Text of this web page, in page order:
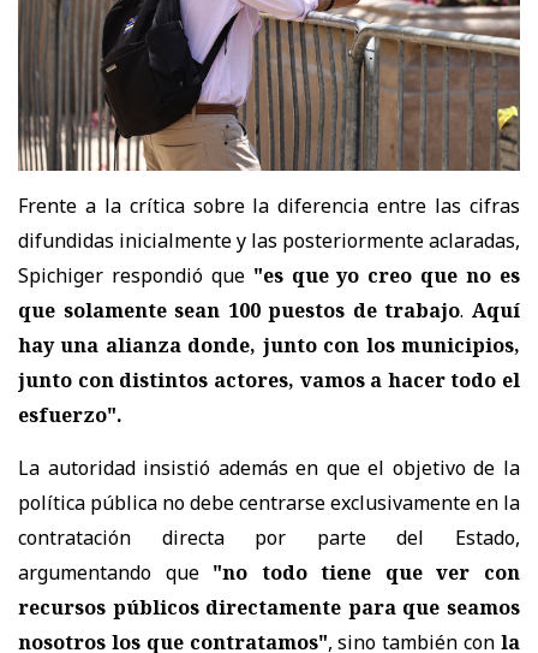
Frente a la crítica sobre la diferencia entre las cifras
difundidas inicialmente y las posteriormente aclaradas,
Spichiger respondió que "es que yo creo que no es
que solamente sean 100 puestos de trabajo.Aquí
hay una alianza donde, junto con los municipios,
junto con distintos actores, vamos a hacer todo el
esfuerzo".
La autoridad insistió además en que el objetivo de la
política pública no debe centrarse exclusivamente en la
contratación directa por parte del Estado,
argumentando que "no todo tiene que ver con
recursos públicos directamente para que seamos
nosotros los que contratamos", sino también conla